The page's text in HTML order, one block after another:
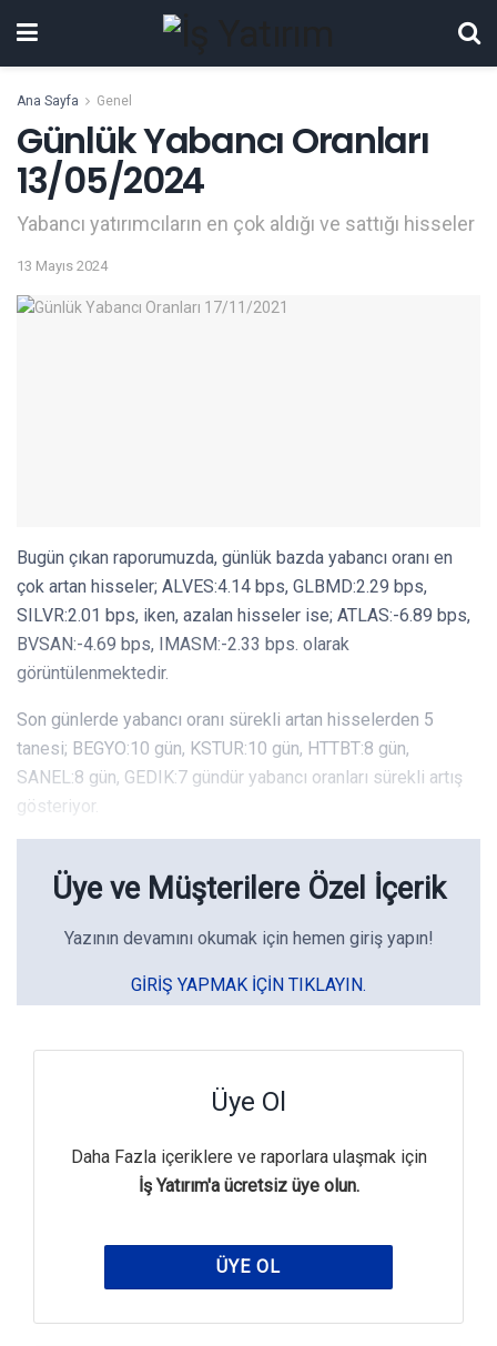
Ana Sayfa Genel
Günlük Yabancı Oranları
13/05/2024
Yabancı yatırımcıların en çok aldığı ve sattığı hisseler
13 Mayıs 2024
Bugün çıkan raporumuzda, günlük bazda yabancı oranı en
çok artan hisseler; ALVES:4.14 bps, GLBMD:2.29 bps,
SILVR:2.01 bps, iken, azalan hisseler ise; ATLAS:-6.89 bps,
BVSAN:-4.69 bps, IMASM:-2.33 bps. olarak
görüntülenmektedir.
Son günlerde yabancı oranı sürekli artan hisselerden 5
tanesi; BEGYO:10 gün, KSTUR:10 gün, HTTBT:8 gün,
SANEL:8 gün, GEDIK:7 gündür yabancı oranları sürekli artış
gösteriyor.
Üye ve Müşterilere Özel İçerik
Yazının devamını okumak için hemen giriş yapın!
GIRIŞ YAPMAK IÇIN TIKLAYIN.
Üye Ol
Daha Fazla içeriklere ve raporlara ulaşmak için
İş Yatırım'a ücretsiz üye olun.
ÜYE OL